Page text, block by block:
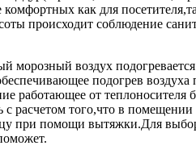
как для
происходит соблюдение
воздух
подогрев
от теплоносителя
того,что в помещении
при помощи вытяжки.Для